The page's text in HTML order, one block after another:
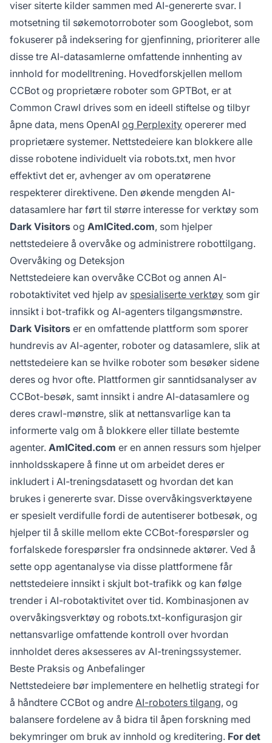
viser siterte kilder sammen med AI-genererte svar. I
motsetning til søkemotorroboter som Googlebot, som
fokuserer på indeksering for gjenfinning, prioriterer alle
disse tre AI-datasamlerne omfattende innhenting av
innhold for modelltrening. Hovedforskjellen mellom
CCBot og proprietære roboter som GPTBot, er at
Common Crawl drives som en ideell stiftelse og tilbyr
åpne data, mens OpenAI og Perplexity opererer med
proprietære systemer. Nettstedeiere kan blokkere alle
disse robotene individuelt via robots.txt, men hvor
effektivt det er, avhenger av om operatørene
respekterer direktivene. Den økende mengden AI-
datasamlere har ført til større interesse for verktøy som
Dark Visitors og AmICited.com, som hjelper
nettstedeiere å overvåke og administrere robottilgang.
Overvåking og Deteksjon
Nettstedeiere kan overvåke CCBot og annen AI-
robotaktivitet ved hjelp av spesialiserte verktøy som gir
innsikt i bot-trafikk og AI-agenters tilgangsmønstre.
Dark Visitors er en omfattende plattform som sporer
hundrevis av AI-agenter, roboter og datasamlere, slik at
nettstedeiere kan se hvilke roboter som besøker sidene
deres og hvor ofte. Plattformen gir sanntidsanalyser av
CCBot-besøk, samt innsikt i andre AI-datasamlere og
deres crawl-mønstre, slik at nettansvarlige kan ta
informerte valg om å blokkere eller tillate bestemte
agenter. AmICited.com er en annen ressurs som hjelper
innholdsskapere å finne ut om arbeidet deres er
inkludert i AI-treningsdatasett og hvordan det kan
brukes i genererte svar. Disse overvåkingsverktøyene
er spesielt verdifulle fordi de autentiserer botbesøk, og
hjelper til å skille mellom ekte CCBot-forespørsler og
forfalskede forespørsler fra ondsinnede aktører. Ved å
sette opp agentanalyse via disse plattformene får
nettstedeiere innsikt i skjult bot-trafikk og kan følge
trender i AI-robotaktivitet over tid. Kombinasjonen av
overvåkingsverktøy og robots.txt-konfigurasjon gir
nettansvarlige omfattende kontroll over hvordan
innholdet deres aksesseres av AI-treningssystemer.
Beste Praksis og Anbefalinger
Nettstedeiere bør implementere en helhetlig strategi for
å håndtere CCBot og andre AI-roboters tilgang, og
balansere fordelene av å bidra til åpen forskning med
bekymringer om bruk av innhold og kreditering. For det